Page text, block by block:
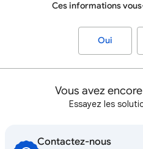
Ces informations
Oui
Vous avez
Essayez les
Contactez-nous